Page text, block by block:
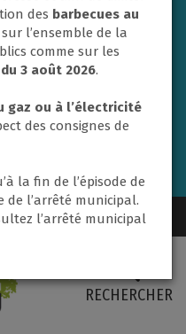
afin de contribuer
apportée aux
ce sens par la ville
En effet, les soutiens
les autorités afin de
de relayer et
à destination des
est lancé.
RECHERCHER
des barbecues au
l’ensemble de la
comme sur les
3 août 2026.
gaz ou à l’électricité
des consignes de
la fin de l’épisode de
de l’arrêté municipal.
l’arrêté municipal